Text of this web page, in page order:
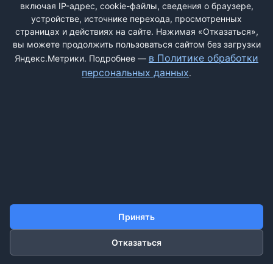
ДОБАВИТЬ ЖАЛОБУ
КОНТАКТЫ
включая IP-адрес, cookie-файлы, сведения о браузере,
устройстве, источнике перехода, просмотренных
страницах и действиях на сайте. Нажимая «Отказаться»,
вы можете продолжить пользоваться сайтом без загрузки
Яндекс.Метрики. Подробнее — в Политике обработки
персональных данных.
Принять
Отказаться